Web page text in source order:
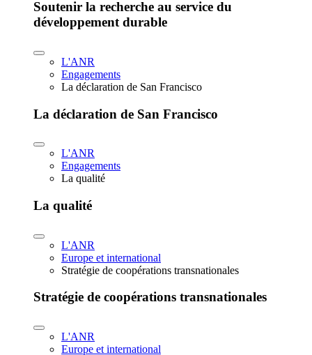
Soutenir la recherche au service du
développement durable
L'ANR
Engagements
La déclaration de San Francisco
La déclaration de San Francisco
L'ANR
Engagements
La qualité
La qualité
L'ANR
Europe et international
Stratégie de coopérations transnationales
Stratégie de coopérations transnationales
L'ANR
Europe et international